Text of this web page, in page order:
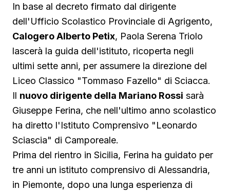
In base al decreto firmato dal dirigente
dell'Ufficio Scolastico Provinciale di Agrigento,
Calogero Alberto Petix, Paola Serena Triolo
lascerà la guida dell'istituto, ricoperta negli
ultimi sette anni, per assumere la direzione del
Liceo Classico "Tommaso Fazello" di Sciacca.
Il nuovo dirigente della Mariano Rossi sarà
Giuseppe Ferina, che nell'ultimo anno scolastico
ha diretto l'Istituto Comprensivo "Leonardo
Sciascia" di Camporeale.
Prima del rientro in Sicilia, Ferina ha guidato per
tre anni un istituto comprensivo di Alessandria,
in Piemonte, dopo una lunga esperienza di